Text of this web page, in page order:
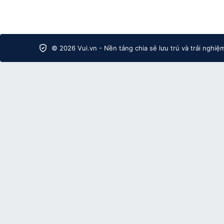
© 2026 Vui.vn - Nền tảng chia sẻ lưu trú và trải